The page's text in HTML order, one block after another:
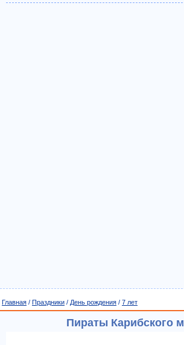
Главная / Праздники / День рождения / 7 лет
Пираты Карибского